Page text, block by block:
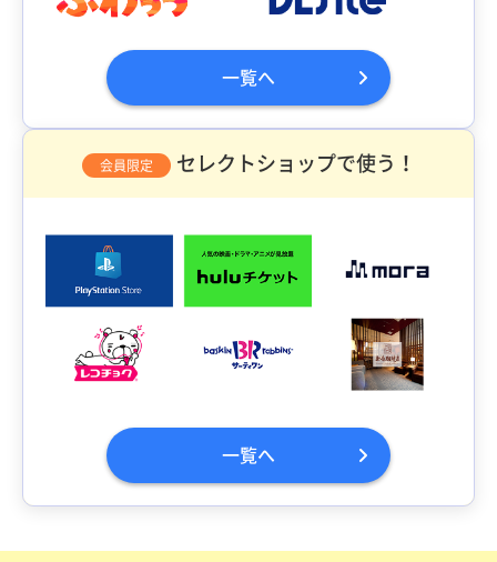
一覧へ
会員限定 セレクトショップで使う！
一覧へ